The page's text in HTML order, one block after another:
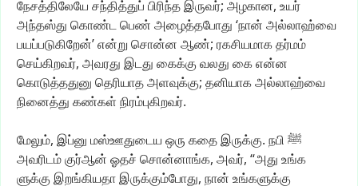
நேசத்திலேயே சந்தித்துப் பிரிந்தஇருவர்; அழகான, உயர்
அந்தஸ்து கொண்டபெண் அழைத்தபோது ‘நான் அல்லாஹ்வை
பயப்படுகிறேன்’என்று சொன்ன ஆண்; ரகசியமாகதர்மம்
செய்கிறவர், அவரது இடது கைக்கு வலது கைஎன்ன
கொடுத்ததுனு தெரியாதஅளவுக்கு; தனியாகஅல்லாஹ்வை
நினைத்து கண்கள் நிரம்புகிறவர்.
மேலும், இப்னு மஸ்ஊதுடைய ஒரு கதைஇருக்கு. நபி ﷺ
அவரிடம்குர்ஆன் ஓதச் சொன்னாங்க, அவர், “அது உங்க
ளுக்கு இறங்கியதாஇருக்கும்போது, நான் உங்களுக்கு